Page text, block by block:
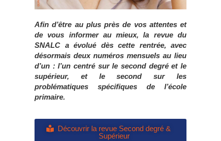
Afin d’être au plus près de vos attentes et
de vous informer au mieux, la revue du
SNALC a évolué dès cette rentrée, avec
désormais deux numéros mensuels au lieu
d’un :l’un centré sur le second degré et le
supérieur, et le second sur les
problématiques spécifiques de l’école
primaire.
Découvrir la revue Second degré &
Supérieur